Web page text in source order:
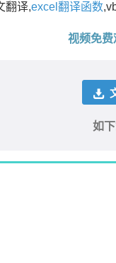
翻译,excel翻译函数
视频免费
如